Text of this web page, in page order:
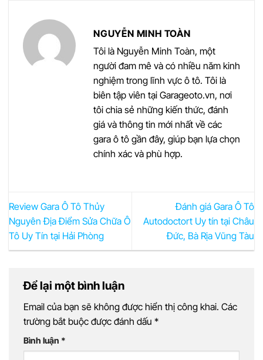
NGUYỄN MINH TOÀN
Tôi là Nguyễn Minh Toàn, một
người đam mê và có nhiều năm kinh
nghiệm trong lĩnh vực ô tô. Tôi là
biên tập viên tại Garageoto.vn, nơi
tôi chia sẻ những kiến thức, đánh
giá và thông tin mới nhất về các
gara ô tô gần đây, giúp bạn lựa chọn
chính xác và phù hợp.
Review Gara Ô Tô Thủy
Nguyên Địa Điểm Sửa Chữa Ô
Tô Uy Tín tại Hải Phòng
Đánh giá Gara Ô Tô
Autodoctort Uy tín tại Châu
Đức, Bà Rịa Vũng Tàu
Để lại một bình luận
Email của bạn sẽ không được hiển thị công khai. Các
trường bắt buộc được đánh dấu *
Bình luận *